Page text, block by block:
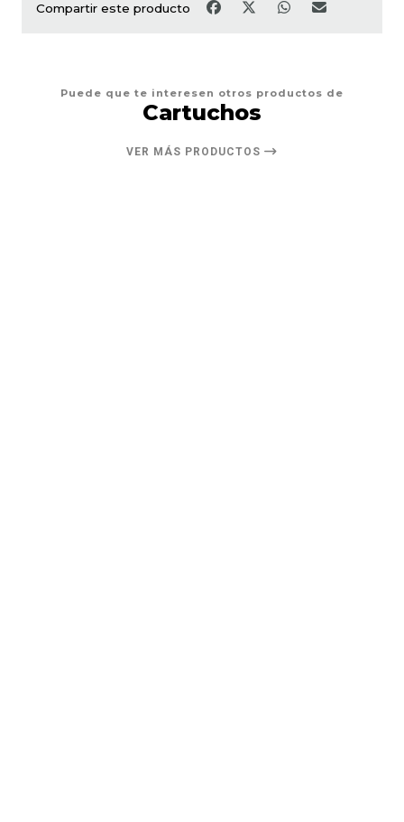
Compartir este producto
Puede que te interesen otros productos de
Cartuchos
VER MÁS PRODUCTOS